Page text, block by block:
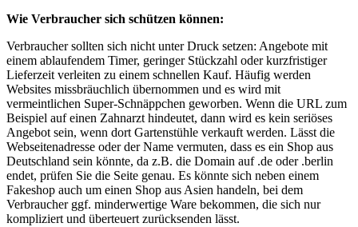
Wie Verbraucher sich schützen können:
Verbraucher sollten sich nicht unter Druck setzen: Angebote mit
einem ablaufendem Timer, geringer Stückzahl oder kurzfristiger
Lieferzeit verleiten zu einem schnellen Kauf. Häufig werden
Websites missbräuchlich übernommen und es wird mit
vermeintlichen Super-Schnäppchen geworben. Wenn die URL zum
Beispiel auf einen Zahnarzt hindeutet, dann wird es kein seriöses
Angebot sein, wenn dort Gartenstühle verkauft werden. Lässt die
Webseitenadresse oder der Name vermuten, dass es ein Shop aus
Deutschland sein könnte, da z.B. die Domain auf .de oder .berlin
endet, prüfen Sie die Seite genau. Es könnte sich neben einem
Fakeshop auch um einen Shop aus Asien handeln, bei dem
Verbraucher ggf. minderwertige Ware bekommen, die sich nur
kompliziert und überteuert zurücksenden lässt.